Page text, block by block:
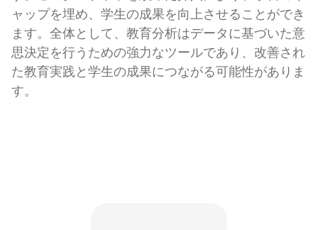
ャップを埋め、学生の成果を向上させることができ
ます。全体として、教育分析はデータに基づいた意
思決定を行うための強力なツールであり、改善され
た教育実践と学生の成果につながる可能性がありま
す。